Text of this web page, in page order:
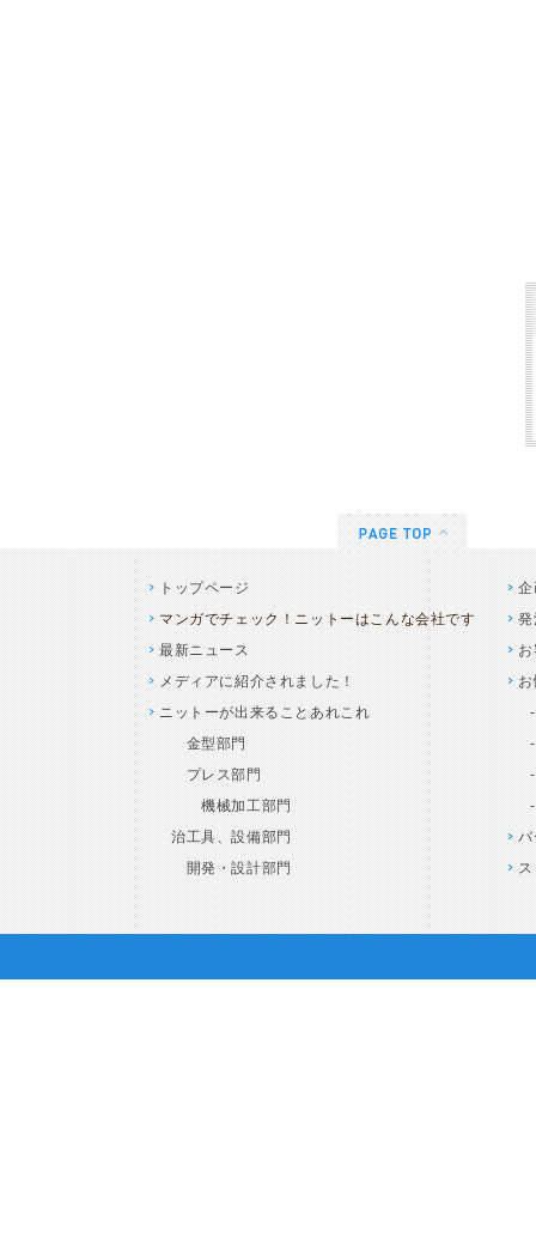
トップページ
マンガでチェック！ニットーはこんな会社です
最新ニュース
メディアに紹介されました！
ニットーが出来ることあれこれ
金型部門
プレス部門
機械加工部門
治工具、設備部門
開発・設計部門
企
発
お
お
バ
ス